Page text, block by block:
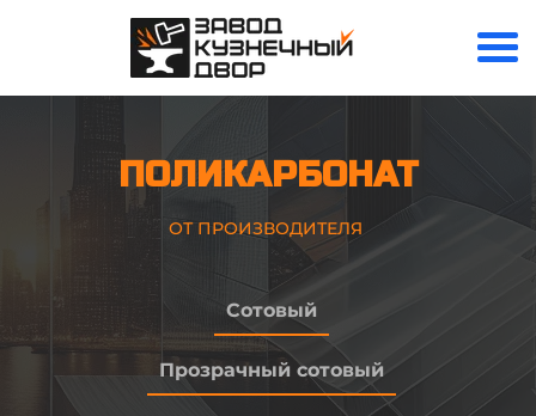
ПОЛИКАРБОНАТ
ОТ ПРОИЗВОДИТЕЛЯ
Сотовый
Прозрачный сотовый